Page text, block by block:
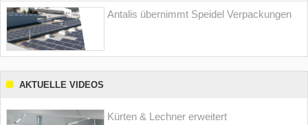
Antalis übernimmt Speidel Verpackungen
AKTUELLE VIDEOS
Kürten & Lechner erweitert